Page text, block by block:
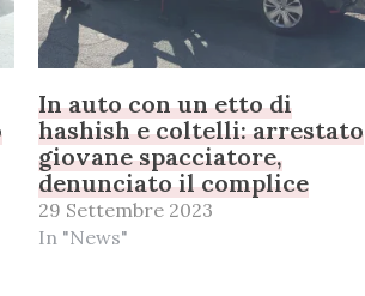
In auto con un etto di
hashish e coltelli: arrestato
giovane spacciatore,
denunciato il complice
29 Settembre 2023
In "News"